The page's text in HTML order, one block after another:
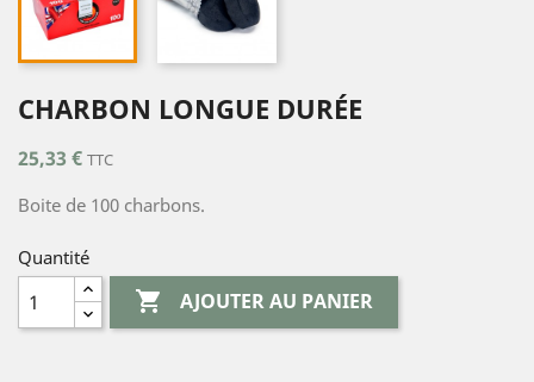
CHARBON LONGUE DURÉE
25,33 € TTC
Boite de 100 charbons.
Quantité
 AJOUTER AU PANIER